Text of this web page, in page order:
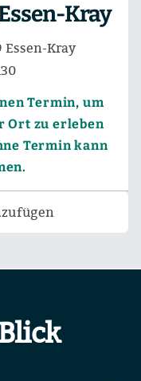
Essen-Kray
Essen-Kray
Termin, um
Ort zu erleben
Termin kann